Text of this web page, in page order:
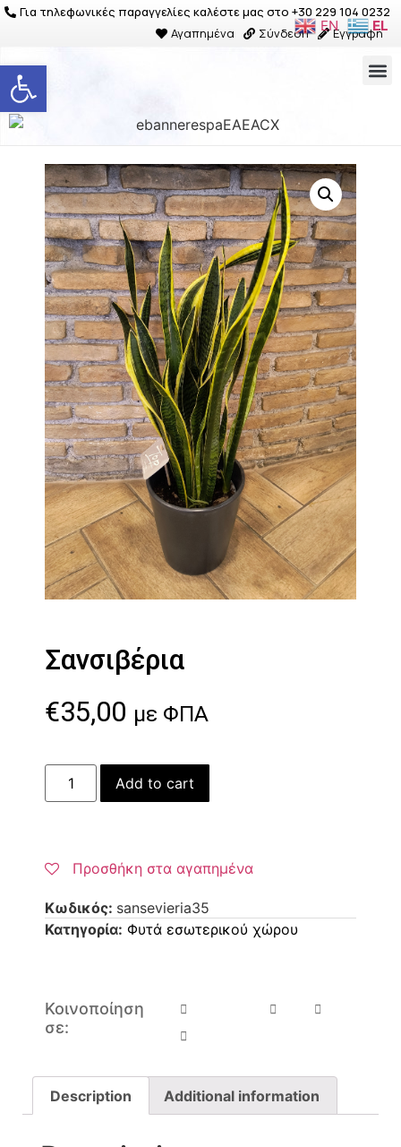
Ανοίξτε τη γραμμή εργαλείων
Για τηλεφωνικές παραγγελίες καλέστε μας στο +30 229 104 0232
Αγαπημένα
Σύνδεση Εγγραφή
Σανσιβέρια
€35,00 με ΦΠΑ
Add to cart
Προσθήκη στα αγαπημένα
Κωδικός: sansevieria35
Κατηγορία: Φυτά εσωτερικού χώρου
Κοινοποίηση
σε:
Description Additional information
EN EL